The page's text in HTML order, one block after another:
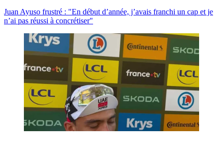
Juan Ayuso frustré : "En début d’année, j’avais franchi un cap et je
n’ai pas réussi à concrétiser"